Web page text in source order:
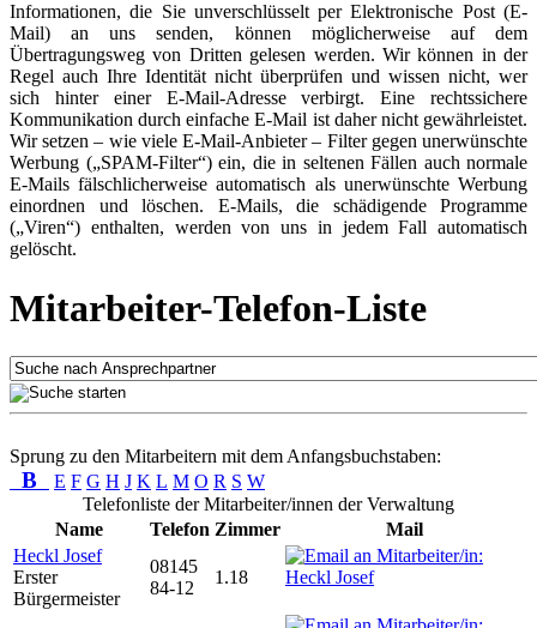
Informationen, die Sie unverschlüsselt per Elektronische Post (E-
Mail) an uns senden, können möglicherweise auf dem
Übertragungsweg von Dritten gelesen werden. Wir können in der
Regel auch Ihre Identität nicht überprüfen und wissen nicht, wer
sich hinter einer E-Mail-Adresse verbirgt. Eine rechtssichere
Kommunikation durch einfache E-Mail ist daher nicht gewährleistet.
Wir setzen – wie viele E-Mail-Anbieter – Filter gegen unerwünschte
Werbung („SPAM-Filter“) ein, die in seltenen Fällen auch normale
E-Mails fälschlicherweise automatisch als unerwünschte Werbung
einordnen und löschen. E-Mails, die schädigende Programme
(„Viren“) enthalten, werden von uns in jedem Fall automatisch
gelöscht.
Mitarbeiter-Telefon-Liste
Sprung zu den Mitarbeitern mit dem Anfangsbuchstaben:
B E F G H J K L M O R S W
Telefonliste der Mitarbeiter/innen der Verwaltung
Name
Telefon Zimmer
Mail
Heckl Josef
Erster
Bürgermeister
08145
84-12
1.18